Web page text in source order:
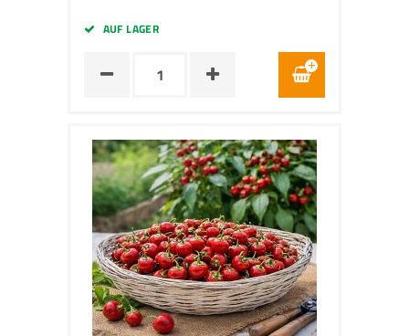
AUF LAGER